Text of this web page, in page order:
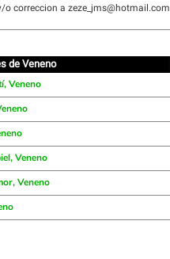
o correccion a zeze_jms@hotmail.com
de Veneno
Veneno
Veneno
Veneno